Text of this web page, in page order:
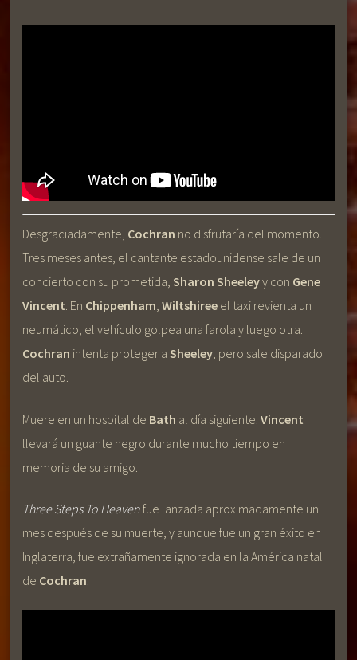
Desgraciadamente, Cochran no disfrutaría del momento.
Tres meses antes, el cantante estadounidense sale de un
concierto con su prometida, Sharon Sheeleyy con Gene
Vincent. En Chippenham, Wiltshiree el taxi revienta un
neumático, el vehículo golpea una farola y luego otra.
Cochran intenta proteger a Sheeley, pero sale disparado
del auto.
Muere en un hospital de Bath al día siguiente. Vincent
llevará un guante negro durante mucho tiempo en
memoria de su amigo.
Three Steps To Heavenfue lanzada aproximadamente un
mes después de su muerte, y aunque fue un gran éxito en
Inglaterra, fue extrañamente ignorada en la América natal
de Cochran.